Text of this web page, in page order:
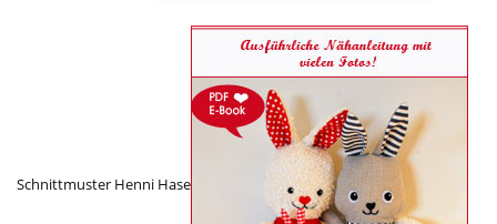
Schnittmuster Henni Hase